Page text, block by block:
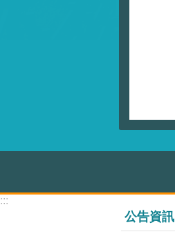
:::
公告資訊